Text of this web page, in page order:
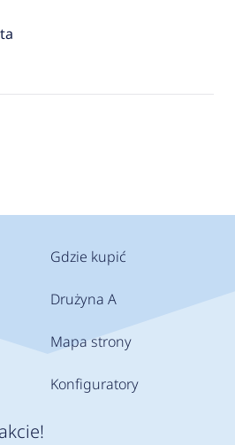
Gdzie kupić
Drużyna A
Mapa strony
Konfiguratory